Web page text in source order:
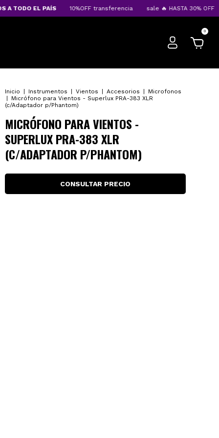
EL PAÍS 10%OFF transferencia sale 🔥 HASTA 30% OFF
0
Inicio Instrumentos Vientos Accesorios
Microfonos
Micrófono para Vientos - Superlux PRA-383 XLR
(c/Adaptador p/Phantom)
MICRÓFONO PARA VIENTOS -
SUPERLUX PRA-383 XLR
(C/ADAPTADOR P/PHANTOM)